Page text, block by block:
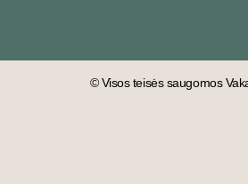
© Visos teisės saugomos